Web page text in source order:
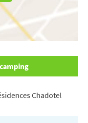
Chadotel